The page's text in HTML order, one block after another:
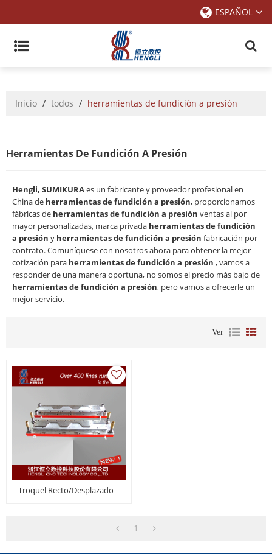
ESPAÑOL
Inicio / todos / herramientas de fundición a presión
Herramientas De Fundición A Presión
Hengli, SUMIKURAes un fabricante y proveedor profesional en
China de herramientas de fundición a presión, proporcionamos
fábricas de herramientas de fundición a presión ventas al por
mayor personalizadas, marca privada herramientas de fundición
a presión y herramientas de fundición a presión fabricación por
contrato. Comuníquese con nosotros ahora para obtener la mejor
cotización para herramientas de fundición a presión , vamos a
responder de una manera oportuna, no somos el precio más bajo de
herramientas de fundición a presión, pero vamos a ofrecerle un
mejor servicio.
Ver
Troquel Recto/desplazado
1